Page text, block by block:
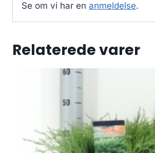
Se om vi har en anmeldelse.
Relaterede varer